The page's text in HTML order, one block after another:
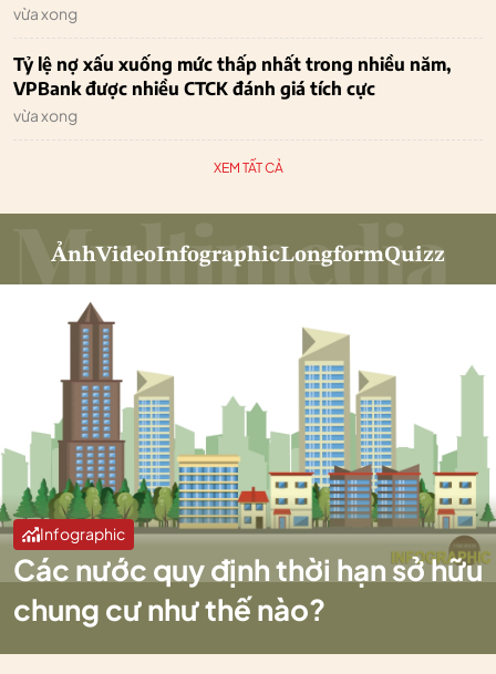
vừa xong
Tỷ lệ nợ xấu xuống mức thấp nhất trong nhiều năm,
VPBank được nhiều CTCK đánh giá tích cực
vừa xong
XEM TẤT CẢ
ẢnhVideoInfographicLongformQuizz
Infographic
Các nước quy định thời hạn sở hữu
chung cư như thế nào?